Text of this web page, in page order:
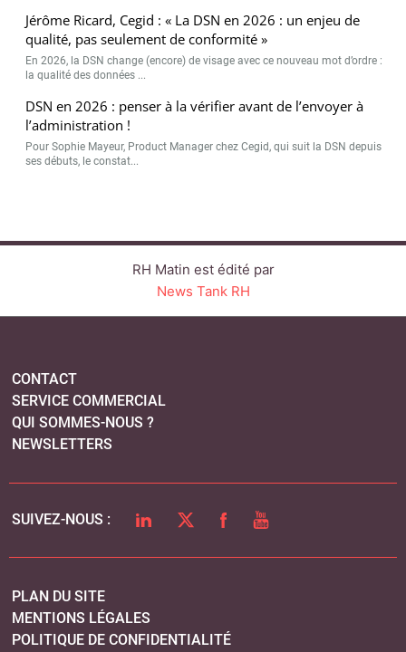
Jérôme Ricard, Cegid : « La DSN en 2026 : un enjeu de
qualité, pas seulement de conformité »
En 2026, la DSN change (encore) de visage avec ce nouveau mot d’ordre :
la qualité des données ...
DSN en 2026 : penser à la vérifier avant de l’envoyer à
l’administration !
Pour Sophie Mayeur, Product Manager chez Cegid, qui suit la DSN depuis
ses débuts, le constat...
RH Matin est édité par
News Tank RH
CONTACT
SERVICE COMMERCIAL
QUI SOMMES-NOUS ?
NEWSLETTERS
SUIVEZ-NOUS : LINKEDINTWITTERFACEBOOK
YOUTUBE
PLAN DU SITE
MENTIONS LÉGALES
POLITIQUE DE CONFIDENTIALITÉ